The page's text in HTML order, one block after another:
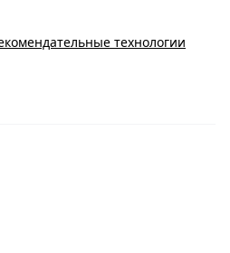
технологии